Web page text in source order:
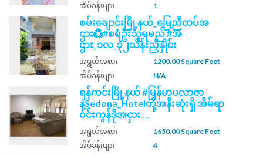
အိပ်ခန်းများ
1
စမ်းချောင်းမြို့နယ်_မြေညီထပ်အ
ဌား♻️#စရံဦးသူရမည် #အ
ဌား_၁လ_၃၂သိန်းညှိနှိုင်း
အရွယ်အစား
1200.00 Square Feet
အိပ်ခန်းများ
N/A
ရန်ကင်းမြို့နယ် #မြန်မာပလာဇာ
နဲ့Sedona_Hotelတို့အနီးဆုံးရှိ အိမ်ရာ
ဝင်းကွန်ဒိုအငှား....
အရွယ်အစား
1650.00 Square Feet
အိပ်ခန်းများ
4